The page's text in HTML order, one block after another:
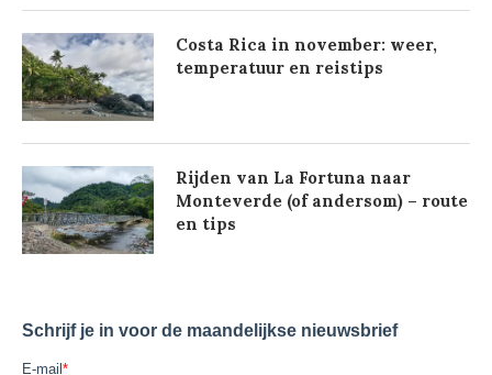
Costa Rica in november: weer,
temperatuur en reistips
Rijden van La Fortuna naar
Monteverde (of andersom) – route
en tips